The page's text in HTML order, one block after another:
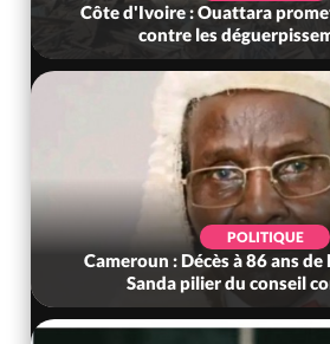
Côte d'Ivoire : Ouattara
contre les
POLITIQUE
Cameroun : Décès à 86 ans
Sanda pilier du conseil